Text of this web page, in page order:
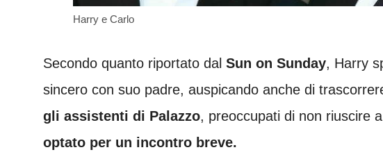
Harry e Carlo
Secondo quanto riportato dal Sun on Sunday, Harry
sincero con suo padre, auspicando anche di
gli assistenti di Palazzo, preoccupati di non riuscire
optato per un incontro breve.